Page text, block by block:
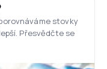
stovky
Přesvědčte se